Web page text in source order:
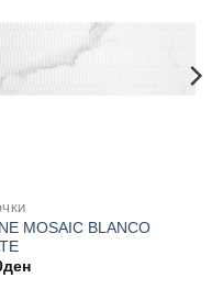
MOSAIC BLANCO
ден